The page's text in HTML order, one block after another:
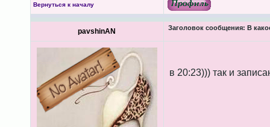
Вернуться к началу
pavshinAN Заголовок сообщения: В
в 20:23))) так и